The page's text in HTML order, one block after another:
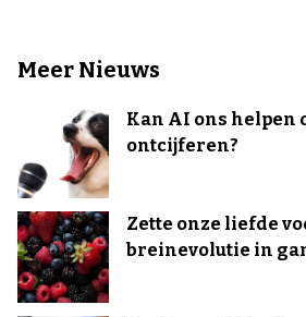
Meer Nieuws
Kan AI ons helpen
ontcijferen?
Zette onze liefde
breinevolutie in